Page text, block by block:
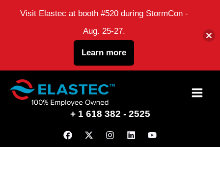
छोड़कर
बढ़ने
+ 1 618 382 - 2525
Visit Elastec at booth #520 during StormCon -
Aug. 25-27.
Learn more